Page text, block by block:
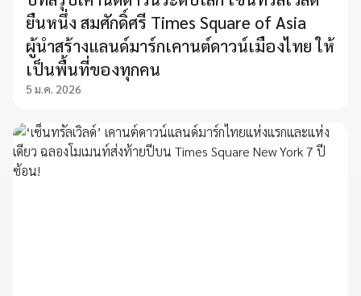
ยืนหนึ่ง สมศักดิ์ศรี Times Square of Asia
ผู้นำสร้างแลนด์มาร์กเคานต์ดาวน์เมืองไทย ให้
เป็นพื้นที่ของทุกคน
5 ม.ค. 2026